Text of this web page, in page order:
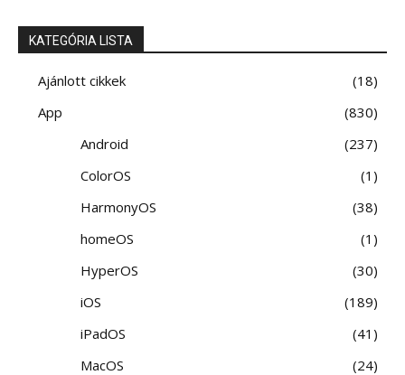
KATEGÓRIA LISTA
Ajánlott cikkek
18
App
830
Android
237
ColorOS
1
HarmonyOS
38
homeOS
1
HyperOS
30
iOS
189
iPadOS
41
MacOS
24